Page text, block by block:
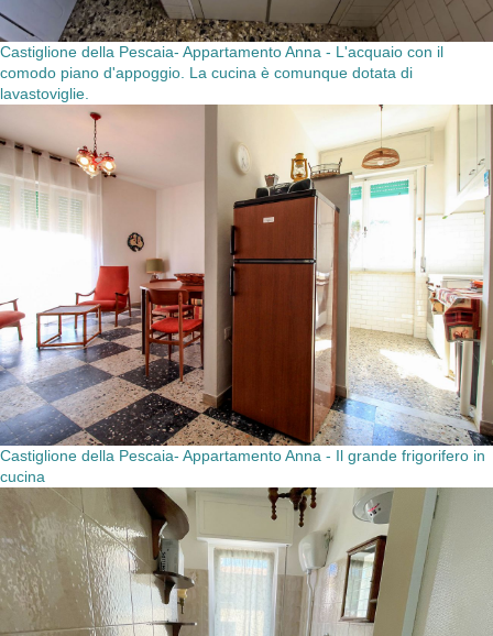
Castiglione della Pescaia- Appartamento Anna - L'acquaio con il
comodo piano d'appoggio. La cucina è comunque dotata di
lavastoviglie.
Castiglione della Pescaia- Appartamento Anna - Il grande frigorifero in
cucina